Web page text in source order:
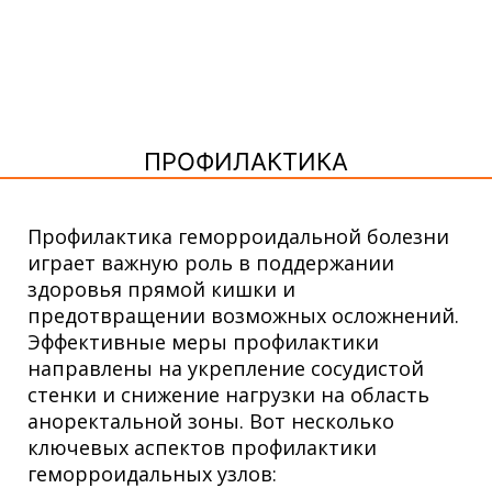
ПРОФИЛАКТИКА
Профилактика геморроидальной болезни
играет важную роль в поддержании
здоровья прямой кишки и
предотвращении возможных осложнений.
Эффективные меры профилактики
направлены на укрепление сосудистой
стенки и снижение нагрузки на область
аноректальной зоны. Вот несколько
ключевых аспектов профилактики
геморроидальных узлов: